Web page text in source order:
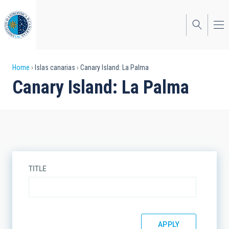
to
main
content
Breadcrumb
Home Islas canarias Canary Island: La Palma
Canary Island: La Palma
TITLE